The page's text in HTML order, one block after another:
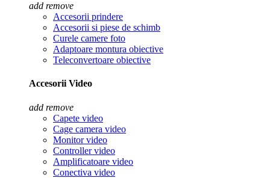
add remove
Accesorii prindere
Accesorii si piese de schimb
Curele camere foto
Adaptoare montura obiective
Teleconvertoare obiective
Accesorii Video
add remove
Capete video
Cage camera video
Monitor video
Controller video
Amplificatoare video
Conectiva video